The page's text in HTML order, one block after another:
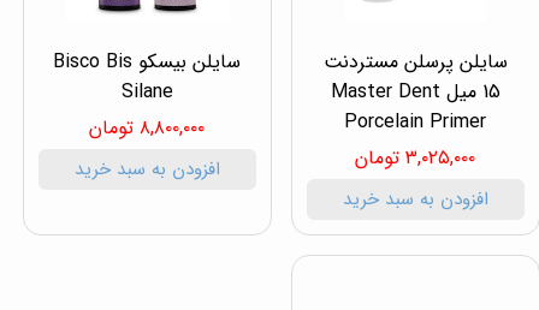
سایلن پرسلن مستردنت
15 میل Master Dent
Porcelain Primer
۳,۰۲۵,۰۰۰ تومان
افزودن به سبد خرید
سایلن بیسکو Bisco Bis
Silane
۸,۸۰۰,۰۰۰ تومان
افزودن به سبد خرید